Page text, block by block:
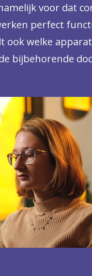
voor dat
perfect
ook welke
bijbehorende
of in een team,
alleen maar fijn.